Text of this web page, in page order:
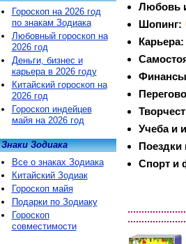
Любовь
Шопинг:
Карьера:
Учеба и
Поездки
Спорт и
Гороскоп на 2026 год
по знакам Зодиака
Любовный гороскоп на
2026 год
Деньги, бизнес и
карьера в 2026 году
Китайский гороскоп на
2026 год
Гороскоп индейцев
майя на 2026 год
Знаки Зодиака
Все о знаках Зодиака
Китайский Зодиак
Гороскоп майя
Подарки по Зодиаку
Гороскоп
совместимости